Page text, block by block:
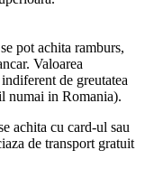
pot achita ramburs,
Valoarea
de greutatea
numai in Romania).
achita cu card-ul sau
de transport gratuit